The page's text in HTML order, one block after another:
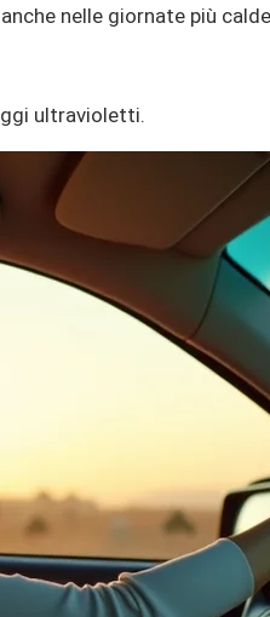
nelle giornate più
ultravioletti.